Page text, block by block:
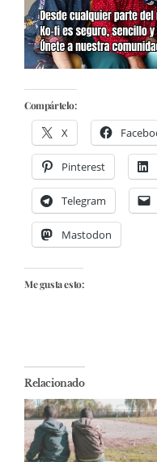
Compártelo:
X
Pinterest
Telegram
Mastodon
Me gusta esto:
Relacionado